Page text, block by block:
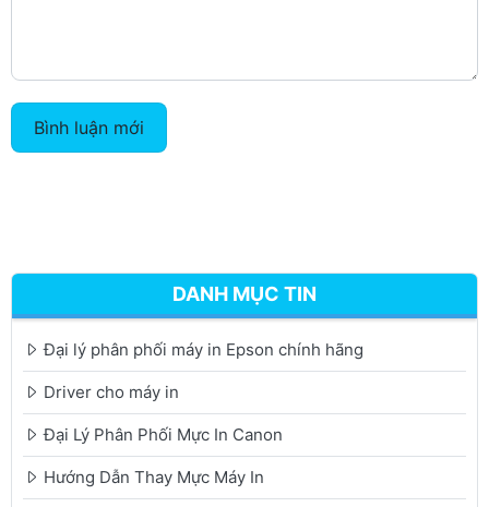
Bình luận mới
DANH MỤC TIN
Đại lý phân phối máy in Epson chính hãng
Driver cho máy in
Đại Lý Phân Phối Mực In Canon
Hướng Dẫn Thay Mực Máy In